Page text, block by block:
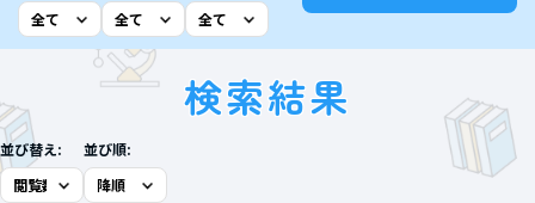
検索結果
並び替え: 並び順: